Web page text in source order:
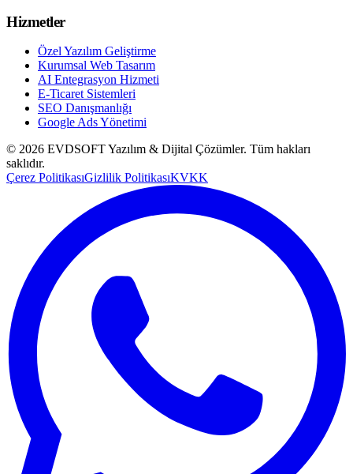
Hizmetler
Özel Yazılım Geliştirme
Kurumsal Web Tasarım
AI Entegrasyon Hizmeti
E-Ticaret Sistemleri
SEO Danışmanlığı
Google Ads Yönetimi
© 2026 EVDSOFT Yazılım & Dijital Çözümler. Tüm hakları
saklıdır.
Çerez PolitikasıGizlilik PolitikasıKVKK